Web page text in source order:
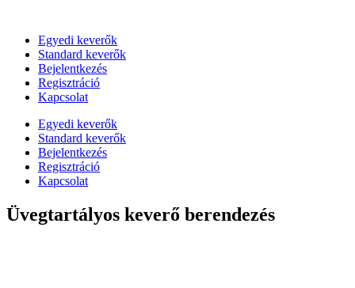
contentEgyedi keverők
Standard keverők
Bejelentkezés
Regisztráció
Kapcsolat
Egyedi keverők
Standard keverők
Bejelentkezés
Regisztráció
Kapcsolat
Üvegtartályos keverő berendezés